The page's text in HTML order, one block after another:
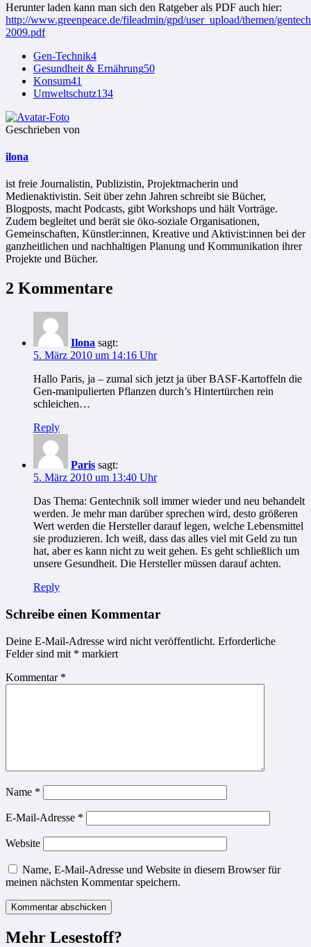
Herunter laden kann man sich den Ratgeber als PDF auch hier:
http://www.greenpeace.de/fileadmin/gpd/user_upload/themen/
2009.pdf
Gen-Technik4
Gesundheit & Ernährung50
Konsum41
Umweltschutz134
Geschrieben von
ilona
ist freie Jour­na­lis­tin, Publizistin, Projekt­ma­che­rin und
Medienaktivistin. Seit über zehn Jahren schreibt sie Bücher,
Blogposts, macht Podcasts, gibt Workshops und hält Vorträge.
Zudem begleitet und berät sie öko-soziale Organisationen,
Gemeinschaften, Künstler:innen, Kreative und Aktivist:innen bei der
ganzheitlichen und nachhaltigen Planung und Kommunikation ihrer
Projekte und Bücher.
2 Kommentare
Ilona sagt:
5. März 2010 um 14:16 Uhr
Hallo Paris, ja – zumal sich jetzt ja über BASF-Kartoffeln die
Gen-manipulierten Pflanzen durch’s Hintertürchen rein
schleichen…
Reply
Paris sagt:
5. März 2010 um 13:40 Uhr
Das Thema: Gentechnik soll immer wieder und neu behandelt
werden. Je mehr man darüber sprechen wird, desto größeren
Wert werden die Hersteller darauf legen, welche Lebensmittel
sie produzieren. Ich weiß, dass das alles viel mit Geld zu tun
hat, aber es kann nicht zu weit gehen. Es geht schließlich um
unsere Gesundheit. Die Hersteller müssen darauf achten.
Reply
Schreibe einen Kommentar
Deine E-Mail-Adresse wird nicht veröffentlicht. Erforderliche
Felder sind mit * markiert
Kommentar *
Name *
E-Mail-Adresse *
Website
Name, E-Mail-Adresse und Website in diesem Browser für
meinen nächsten Kommentar speichern.
Mehr Lesestoff?